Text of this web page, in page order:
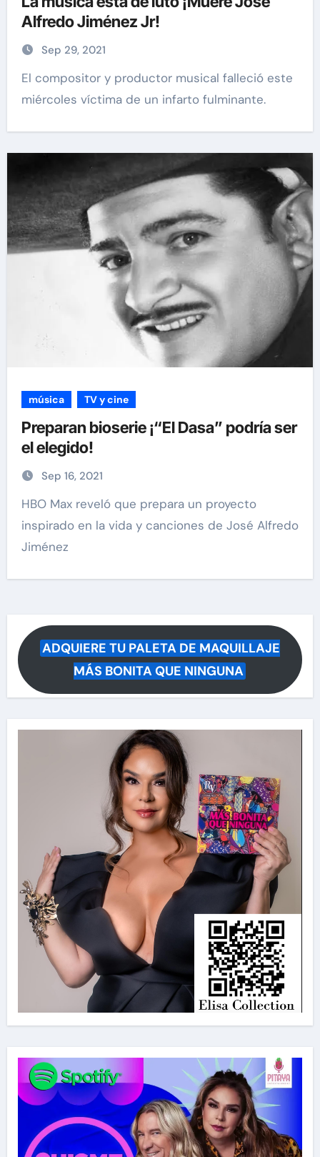
Alfredo Jiménez Jr!
Sep 29, 2021
El compositor y productor musical falleció este
miércoles víctima de un infarto fulminante.
música TV y cine
Preparan bioserie ¡“El Dasa” podría ser
el elegido!
Sep 16, 2021
HBO Max reveló que prepara un proyecto
inspirado en la vida y canciones de José Alfredo
Jiménez
ADQUIERE TU PALETA DE MAQUILLAJE
MÁS BONITA QUE NINGUNA